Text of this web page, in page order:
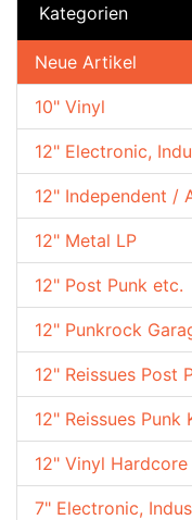
Kategorien
10" Vinyl
12" Electronic,
12" Independent /
12" Metal LP
12" Post Punk etc.
12" Punkrock
12" Reissues Post
12" Reissues Punk
12" Vinyl Hardcore
7" Electronic,
Neue Artikel